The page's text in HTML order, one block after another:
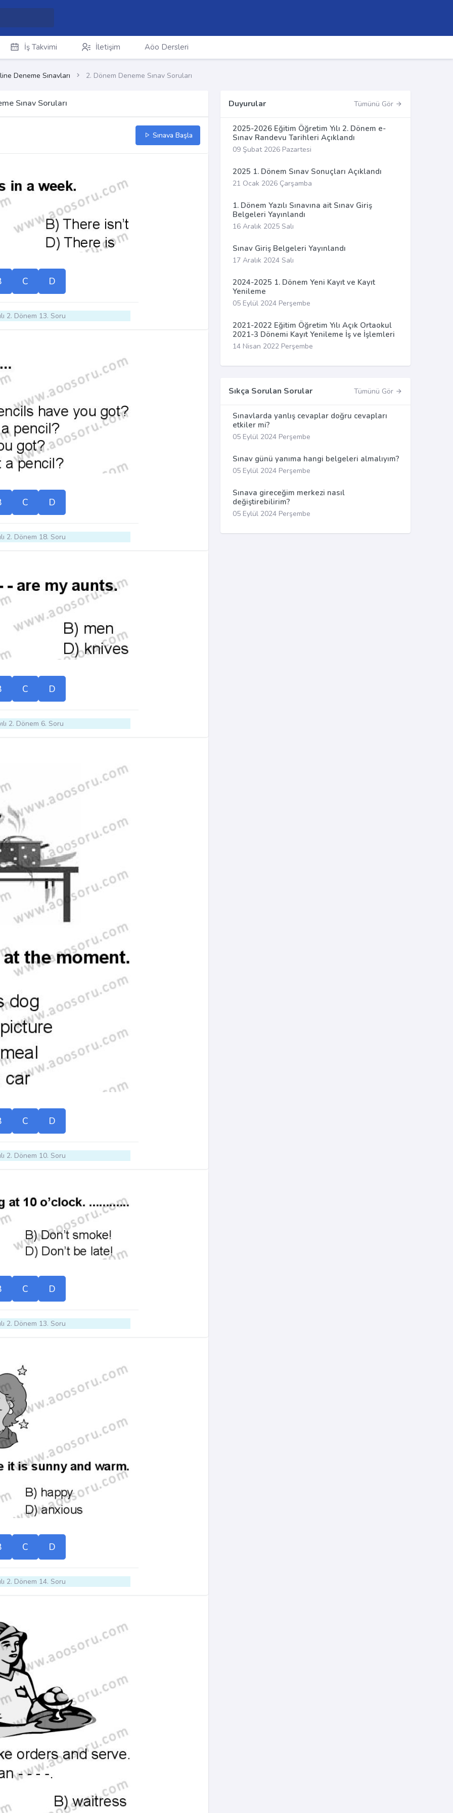
İş Takvimi İletişim Aöo Dersleri
Deneme Sınavları 2. Dönem Deneme Sınav Soruları
Sınav Soruları
Sınava Başla
C D
2. Dönem 13. Soru
C D
2. Dönem 18. Soru
C D
2. Dönem 6. Soru
C D
2. Dönem 10. Soru
C D
2. Dönem 13. Soru
C D
2. Dönem 14. Soru
Duyurular Tümünü Gör
2025-2026 Eğitim Öğretim Yılı 2. Dönem e-
Sınav Randevu Tarihleri Açıklandı
09 Şubat 2026 Pazartesi
2025 1. Dönem Sınav Sonuçları Açıklandı
21 Ocak 2026 Çarşamba
1. Dönem Yazılı Sınavına ait Sınav Giriş
Belgeleri Yayınlandı
16 Aralık 2025 Salı
Sınav Giriş Belgeleri Yayınlandı
17 Aralık 2024 Salı
2024-2025 1. Dönem Yeni Kayıt ve Kayıt
Yenileme
05 Eylül 2024 Perşembe
2021-2022 Eğitim Öğretim Yılı Açık Ortaokul
2021-3 Dönemi Kayıt Yenileme İş ve İşlemleri
14 Nisan 2022 Perşembe
Sıkça Sorulan Sorular Tümünü Gör
Sınavlarda yanlış cevaplar doğru cevapları
etkiler mi?
05 Eylül 2024 Perşembe
Sınav günü yanıma hangi belgeleri almalıyım?
05 Eylül 2024 Perşembe
Sınava gireceğim merkezi nasıl
değiştirebilirim?
05 Eylül 2024 Perşembe